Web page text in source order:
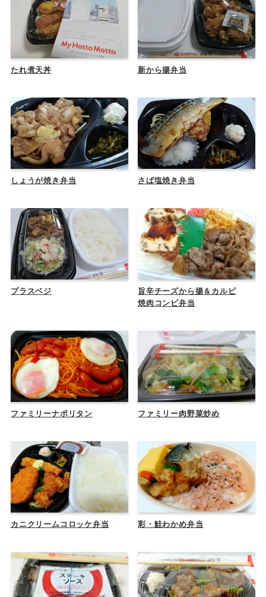
たれ煮天丼 新から揚弁当
しょうが焼き弁当 さば塩焼き弁当
プラスベジ
旨辛チーズから揚＆カルビ
焼肉コンビ弁当
ファミリーナポリタン ファミリー肉野菜炒め
カニクリームコロッケ弁当 彩・鮭わかめ弁当